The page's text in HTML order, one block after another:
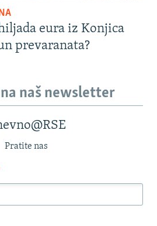
eura iz Konjica
prevaranata?
naš newsletter
Pratite nas